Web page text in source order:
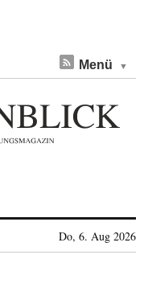
Menü
Do, 6. Aug 2026